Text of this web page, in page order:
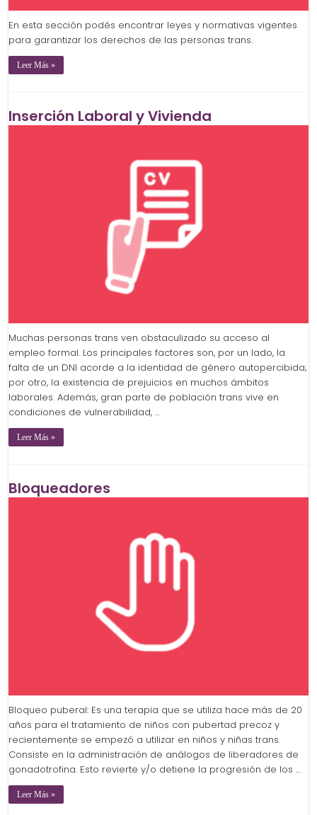
En esta sección podés encontrar leyes y normativas vigentes
para garantizar los derechos de las personas trans.
Leer Más »
Inserción Laboral y Vivienda
Muchas personas trans ven obstaculizado su acceso al
empleo formal. Los principales factores son, por un lado, la
falta de un DNI acorde a la identidad de género autopercibida;
por otro, la existencia de prejuicios en muchos ámbitos
laborales. Además, gran parte de población trans vive en
condiciones de vulnerabilidad, …
Leer Más »
Bloqueadores
Bloqueo puberal: Es una terapia que se utiliza hace más de 20
años para el tratamiento de niños con pubertad precoz y
recientemente se empezó a utilizar en niños y niñas trans.
Consiste en la administración de análogos de liberadores de
gonadotrofina. Esto revierte y/o detiene la progresión de los …
Leer Más »